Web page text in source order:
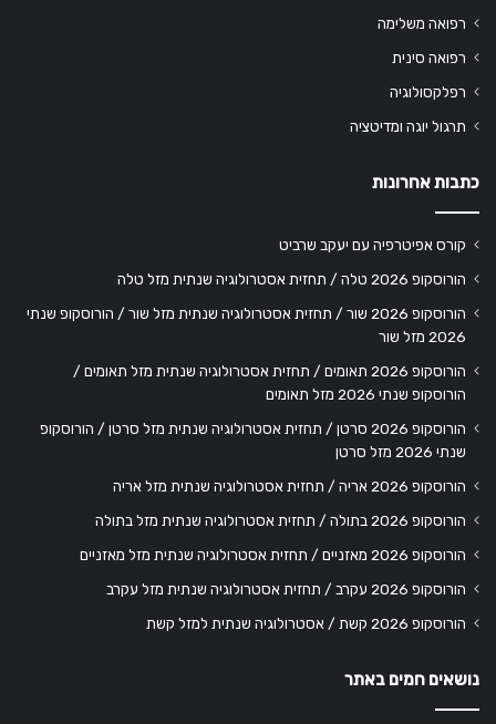
רפואה משלימה
רפואה סינית
רפלקסולוגיה
תרגול יוגה ומדיטציה
כתבות אחרונות
קורס אפיטרפיה עם יעקב שרביט
הורוסקופ 2026 טלה / תחזית אסטרולוגיה שנתית מזל טלה
הורוסקופ 2026 שור / תחזית אסטרולוגיה שנתית מזל שור / הורוסקופ שנתי
2026 מזל שור
הורוסקופ 2026 תאומים / תחזית אסטרולוגיה שנתית מזל תאומים /
הורוסקופ שנתי 2026 מזל תאומים
הורוסקופ 2026 סרטן / תחזית אסטרולוגיה שנתית מזל סרטן / הורוסקופ
שנתי 2026 מזל סרטן
הורוסקופ 2026 אריה / תחזית אסטרולוגיה שנתית מזל אריה
הורוסקופ 2026 בתולה / תחזית אסטרולוגיה שנתית מזל בתולה
הורוסקופ 2026 מאזניים / תחזית אסטרולוגיה שנתית מזל מאזניים
הורוסקופ 2026 עקרב / תחזית אסטרולוגיה שנתית מזל עקרב
הורוסקופ 2026 קשת / אסטרולוגיה שנתית למזל קשת
נושאים חמים באתר